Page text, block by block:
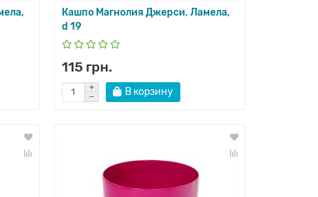
Кашпо Магнолия Джерси, Ламела,
d 19
115 грн.
В корзину